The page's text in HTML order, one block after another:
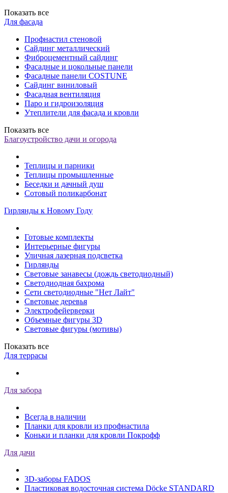
Показать все
Для фасада
Профнастил стеновой
Сайдинг металлический
Фиброцементный сайдинг
Фасадные и цокольные панели
Фасадные панели COSTUNE
Сайдинг виниловый
Фасадная вентиляция
Паро и гидроизоляция
Утеплители для фасада и кровли
Показать все
Благоустройство дачи и огорода
Теплицы и парники
Теплицы промышленные
Беседки и дачный душ
Сотовый поликарбонат
Гирлянды к Новому Году
Готовые комплекты
Интерьерные фигуры
Уличная лазерная подсветка
Гирлянды
Световые занавесы (дождь светодиодный)
Светодиодная бахрома
Сети светодиодные "Нет Лайт"
Световые деревья
Электрофейерверки
Объемные фигуры 3D
Световые фигуры (мотивы)
Показать все
Для террасы
Для забора
Всегда в наличии
Планки для кровли из профнастила
Коньки и планки для кровли Покрофф
Для дачи
3D-заборы FADOS
Пластиковая водосточная система Döcke STANDARD